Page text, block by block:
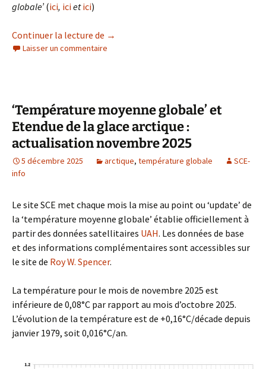
globale’(ici, icietici)
Continuer la lecture de ‘Température moyenne globale’ et
→
Laisser un commentaire
‘Température moyenne globale’ et
Etendue de la glace arctique :
actualisation novembre 2025
5 décembre 2025 arctique, température globale
SCE-
info
Le site SCE met chaque mois la mise au point ou ‘update’ de
la ‘température moyenne globale’ établie officiellement à
partir des données satellitaires UAH. Les données de base
et des informations complémentaires sont accessibles sur
le site de Roy W. Spencer.
La température pour le mois de novembre 2025 est
inférieure de 0,08°C par rapport au mois d’octobre 2025.
L’évolution de la température est de +0,16°C/décade depuis
janvier 1979, soit 0,016°C/an.